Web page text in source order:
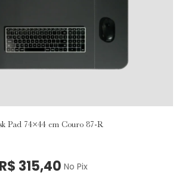
Pad 74×44 em Couro 87-R
R$ 315,40 No Pix